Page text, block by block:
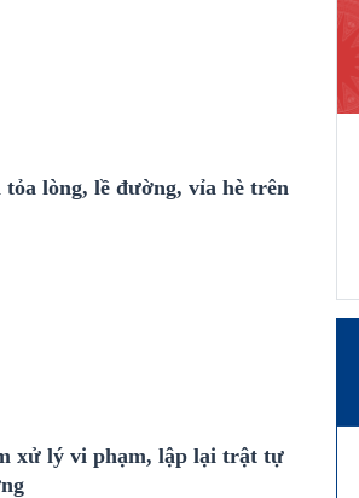
lòng, lề đường, vỉa hè trên
xử lý vi phạm, lập lại trật tự